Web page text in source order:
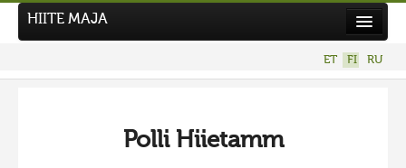
Hiite kuvavõistlus 2026
HIITE MAJA
ET FI RU
Polli Hiietamm